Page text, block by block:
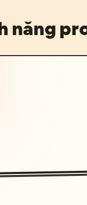
năng